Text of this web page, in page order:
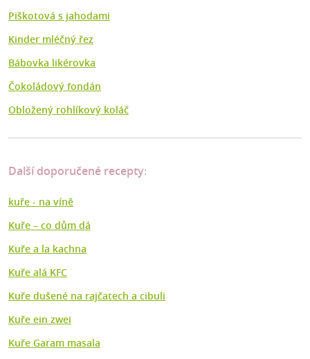
Piškotová s jahodami
Kinder mléčný řez
Bábovka likérovka
Čokoládový fondán
Obložený rohlíkový koláč
Další doporučené recepty:
kuře - na víně
Kuře –⁠ co dům dá
Kuře a la kachna
Kuře alá KFC
Kuře dušené na rajčatech a cibuli
Kuře ein zwei
Kuře Garam masala